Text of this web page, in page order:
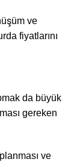
ve
fiyatlarını
da büyük
gereken
ve